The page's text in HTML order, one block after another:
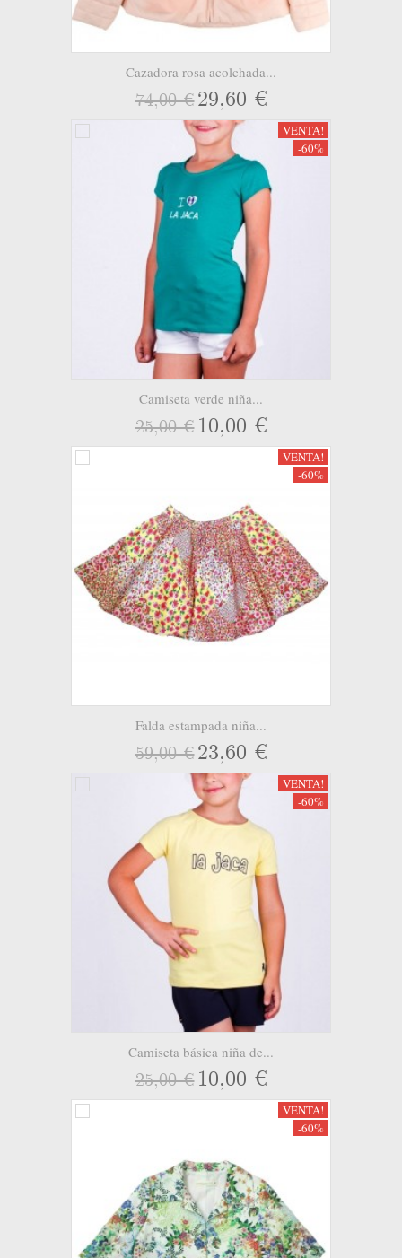
Cazadora rosa acolchada...
74,00 €29,60 €
VENTA!
-60%
Camiseta verde niña...
25,00 € 10,00 €
VENTA!
-60%
Falda estampada niña...
59,00 €23,60 €
VENTA!
-60%
Camiseta básica niña de...
25,00 € 10,00 €
VENTA!
-60%